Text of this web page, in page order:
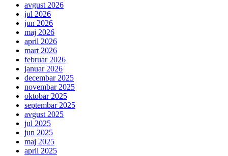
avgust 2026
jul 2026
jun 2026
maj 2026
april 2026
mart 2026
februar 2026
januar 2026
decembar 2025
novembar 2025
oktobar 2025
septembar 2025
avgust 2025
jul 2025
jun 2025
maj 2025
april 2025